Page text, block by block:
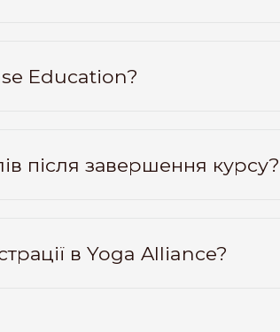
Education?
після завершення курсу?
в Yoga Alliance?